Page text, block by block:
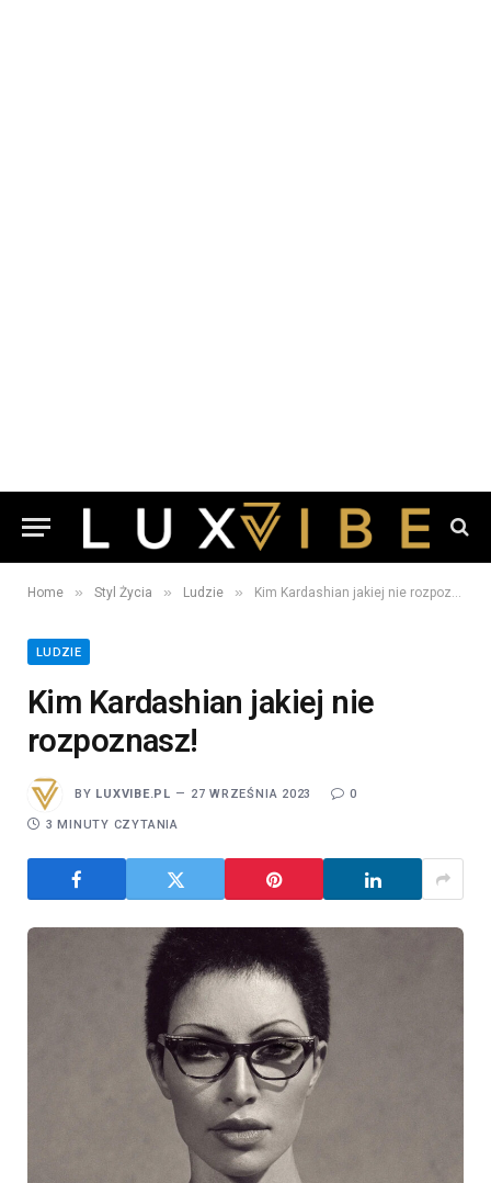
Home » Styl Życia » Ludzie » Kim Kardashian jakiej nie rozpoznasz!
LUDZIE
Kim Kardashian jakiej nie
rozpoznasz!
BY LUXVIBE.PL 27 WRZEŚNIA 2023 0
3 MINUTY CZYTANIA